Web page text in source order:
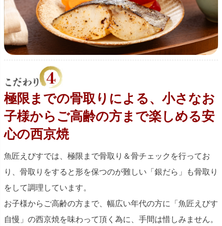
極限までの骨取りによる、小さなお
子様からご高齢の方まで楽しめる安
心の西京焼
魚匠えびすでは、極限まで骨取り＆骨チェックを行ってお
り、骨取りをすると形を保つのが難しい「銀だら」も骨取り
をして調理しています。
お子様からご高齢の方まで、幅広い年代の方に「魚匠えびす
自慢」の西京焼を味わって頂く為に、手間は惜しみません。